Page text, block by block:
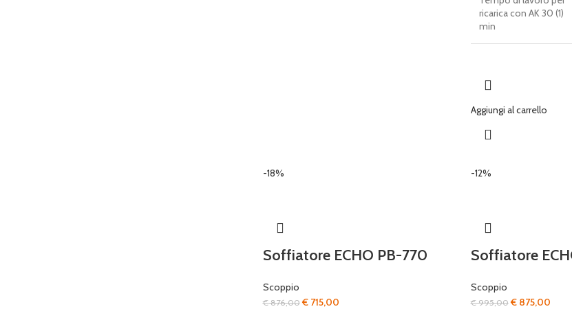
ricarica con AK 30 (1)
min
Aggiungi al carrello
-18%
Soffiatore ECHO PB-770
Scoppio
€876,00Il
€715,00Il
-12%
Soffiatore
Scoppio
€995,00Il
€875,00Il